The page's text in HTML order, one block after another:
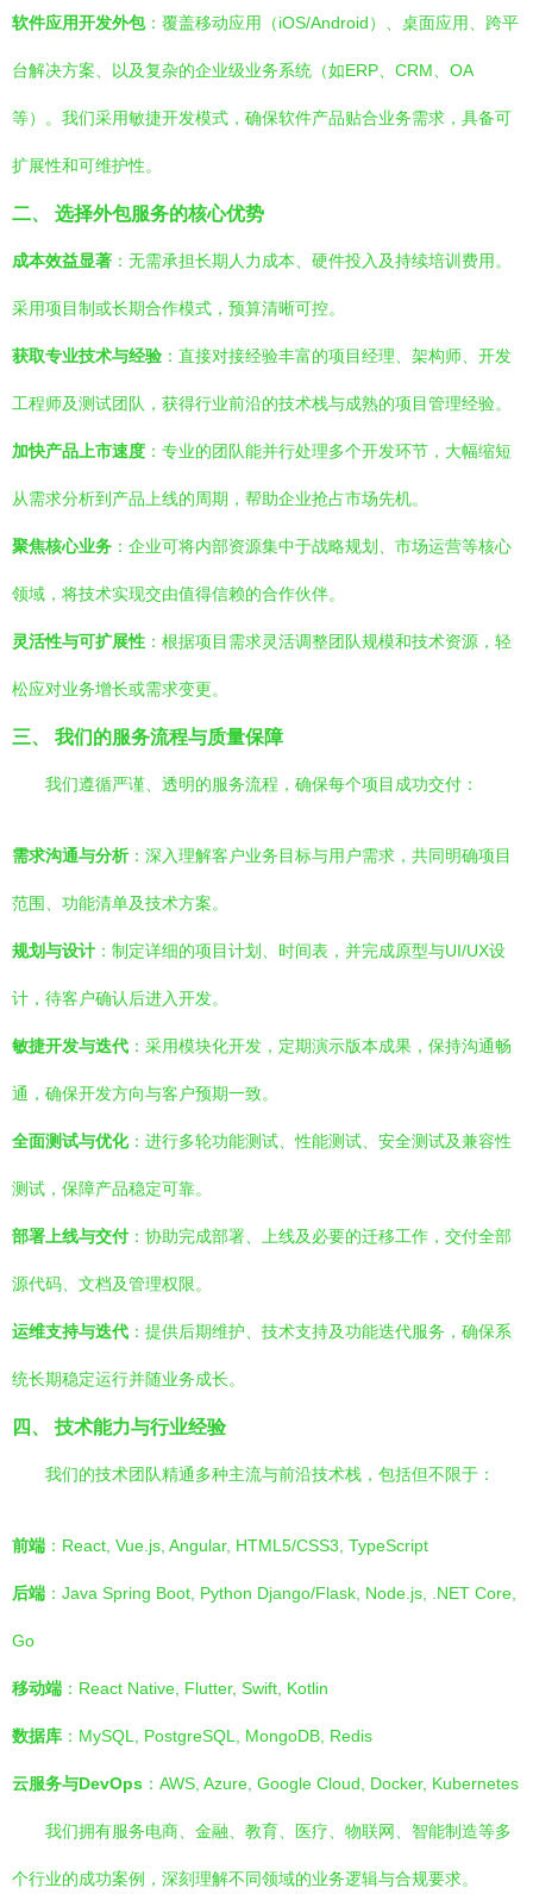
软件应用开发外包：覆盖移动应用（iOS/Android）、桌面应用、跨平
台解决方案、以及复杂的企业级业务系统（如ERP、CRM、OA
等）。我们采用敏捷开发模式，确保软件产品贴合业务需求，具备可
扩展性和可维护性。
二、 选择外包服务的核心优势
成本效益显著 ：无需承担长期人力成本、硬件投入及持续培训费用。
采用项目制或长期合作模式，预算清晰可控。
获取专业技术与经验 ：直接对接经验丰富的项目经理、架构师、开发
工程师及测试团队，获得行业前沿的技术栈与成熟的项目管理经验。
加快产品上市速度 ：专业的团队能并行处理多个开发环节，大幅缩短
从需求分析到产品上线的周期，帮助企业抢占市场先机。
聚焦核心业务 ：企业可将内部资源集中于战略规划、市场运营等核心
领域，将技术实现交由值得信赖的合作伙伴。
灵活性与可扩展性 ：根据项目需求灵活调整团队规模和技术资源，轻
松应对业务增长或需求变更。
三、 我们的服务流程与质量保障
我们遵循严谨、透明的服务流程，确保每个项目成功交付：
需求沟通与分析 ：深入理解客户业务目标与用户需求，共同明确项目
范围、功能清单及技术方案。
规划与设计 ：制定详细的项目计划、时间表，并完成原型与UI/UX设
计，待客户确认后进入开发。
敏捷开发与迭代 ：采用模块化开发，定期演示版本成果，保持沟通畅
通，确保开发方向与客户预期一致。
全面测试与优化：进行多轮功能测试、性能测试、安全测试及兼容性
测试，保障产品稳定可靠。
部署上线与交付 ：协助完成部署、上线及必要的迁移工作，交付全部
源代码、文档及管理权限。
运维支持与迭代 ：提供后期维护、技术支持及功能迭代服务，确保系
统长期稳定运行并随业务成长。
四、 技术能力与行业经验
我们的技术团队精通多种主流与前沿技术栈，包括但不限于：
前端 ：React, Vue.js, Angular, HTML5/CSS3, TypeScript
后端 ：Java Spring Boot, Python Django/Flask, Node.js, .NET Core,
Go
移动端 ：React Native, Flutter, Swift, Kotlin
数据库 ：MySQL, PostgreSQL, MongoDB, Redis
云服务与DevOps ：AWS, Azure, Google Cloud, Docker, Kubernetes
我们拥有服务电商、金融、教育、医疗、物联网、智能制造等多
个行业的成功案例，深刻理解不同领域的业务逻辑与合规要求。